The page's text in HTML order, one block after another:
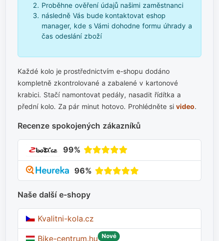
Proběhne ověření údajů našimi zaměstnanci
následně Vás bude kontaktovat eshop
manager, kde s Vámi dohodne formu úhrady a
čas odeslání zboží
Každé kolo je prostřednictvím e-shopu dodáno
kompletně zkontrolované a zabalené v kartonové
krabici. Stačí namontovat pedály, nasadit řídítka a
přední kolo. Za pár minut hotovo. Prohlédněte sivideo.
Recenze spokojených zákazníků
99%
96%
Naše další e-shopy
Kvalitni-kola.cz
Bike-centrum.hu Nové